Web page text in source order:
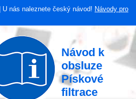
| U nás naleznete český návod! Návody pro
Návod k
obsluze
Pískové
filtrace